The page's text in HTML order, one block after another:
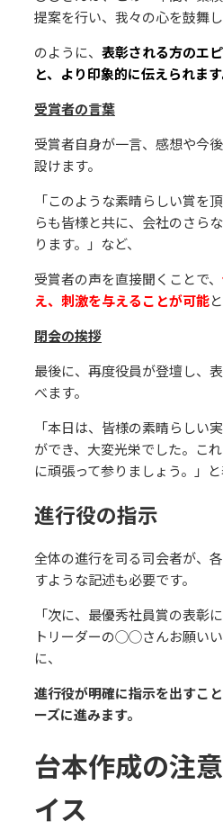
提案を⾏い、我々の⼼を⿎舞し
のように、 表彰される⽅のエ
と、より印象的に伝えられます
受賞者の⾔葉
受賞者⾃⾝が⼀⾔、感想や今
設けます。
「このような素晴らしい賞を
らも皆様と共に、会社のさら
ります。」など、
受賞者の声を直接聞くことで、
え、刺激を与えることが可能
閉会の挨拶
最後に、再度役員が登壇し、
べます。
「本⽇は、皆様の素晴らしい
ができ、⼤変光栄でした。こ
に頑張って参りましょう。」と
進⾏役の指⽰
全体の進⾏を司る司会者が、
すような記述も必要です。
「次に、最優秀社員賞の表彰
トリーダーの◯◯さんお願い
に、
進⾏役が明確に指⽰を出すこ
ーズに進みます。
台本作成の注
イス